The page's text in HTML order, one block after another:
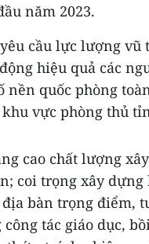
năm 2023.
cầu lực lượng vũ
hiệu quả các
nền quốc phòng
vực phòng thủ
cao chất lượng
coi trọng xây
bàn trọng điểm,
công tác giáo dục,